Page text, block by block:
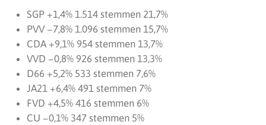
SGP +1,4% 1.514 stemmen 21,7%
PVV −7,8% 1.096 stemmen 15,7%
CDA +9,1% 954 stemmen 13,7%
VVD −0,8% 926 stemmen 13,3%
D66 +5,2% 533 stemmen 7,6%
JA21 +6,4% 491 stemmen 7%
FVD +4,5% 416 stemmen 6%
CU −0,1% 347 stemmen 5%